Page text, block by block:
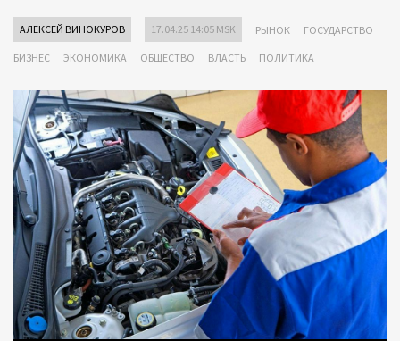
АЛЕКСЕЙ ВИНОКУРОВ 17.04.25 14:05 MSK РЫНОК ГОСУДАРСТВО
БИЗНЕС ЭКОНОМИКА ОБЩЕСТВО ВЛАСТЬ ПОЛИТИКА